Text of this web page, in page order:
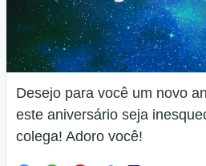
Desejo para você um novo
este aniversário seja
colega! Adoro você!